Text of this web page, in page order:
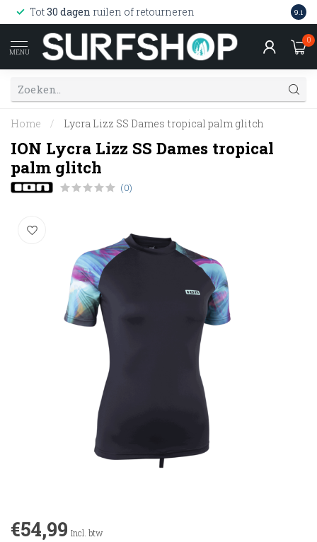
Tot30 dagen ruilen of retourneren 9.1
MENU
0
Home / Lycra Lizz SS Dames tropical palm glitch
ION Lycra Lizz SS Dames tropical
palm glitch
(0)
€54,99 Incl. btw